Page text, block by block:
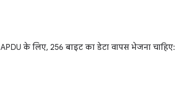
APDU के लिए, 256 बाइट का डेटा वापस भेजना चाहिए: